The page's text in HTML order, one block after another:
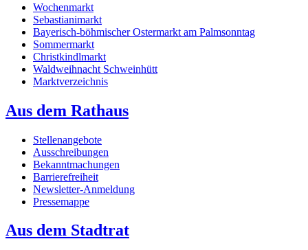
Wochenmarkt
Sebastianimarkt
Bayerisch-böhmischer Ostermarkt am Palmsonntag
Sommermarkt
Christkindlmarkt
Waldweihnacht Schweinhütt
Marktverzeichnis
Aus dem Rathaus
Stellenangebote
Ausschreibungen
Bekanntmachungen
Barrierefreiheit
Newsletter-Anmeldung
Pressemappe
Aus dem Stadtrat